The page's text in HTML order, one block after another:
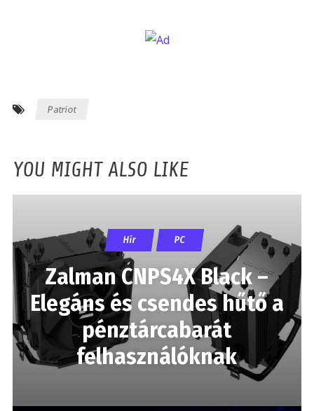
Patriot
YOU MIGHT ALSO LIKE
Hír PC
Zalman CNPS4X Black –
Elegáns és csendes hűtő a
pénztárcabarát
felhasználóknak